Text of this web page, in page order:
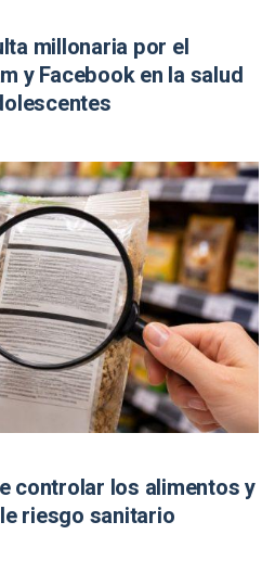
millonaria por el
y Facebook en la salud
controlar los alimentos y
riesgo sanitario